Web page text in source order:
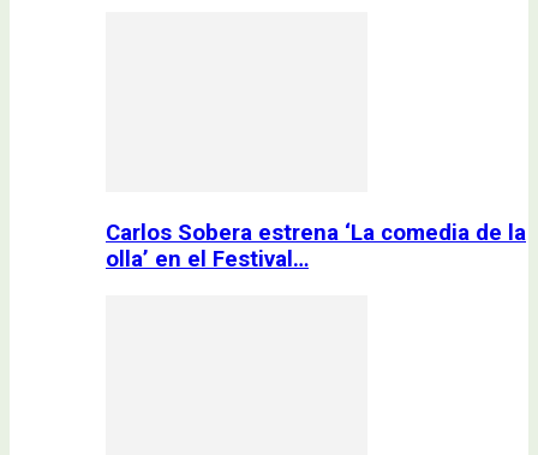
Carlos Sobera estrena ‘La comedia de la
olla’ en el Festival…